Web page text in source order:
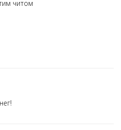
читом